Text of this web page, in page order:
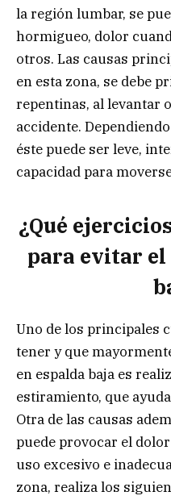
la región lumbar, se
hormigueo, dolor
otros. Las causas
en esta zona, se debe
repentinas, al levantar
accidente.
éste puede ser leve,
capacidad para
¿Qué
para evitar el
Uno de los principales
tener y que
en espalda baja es
estiramiento, que
Otra de las causas
puede provocar el
uso excesivo e
zona, realiza los